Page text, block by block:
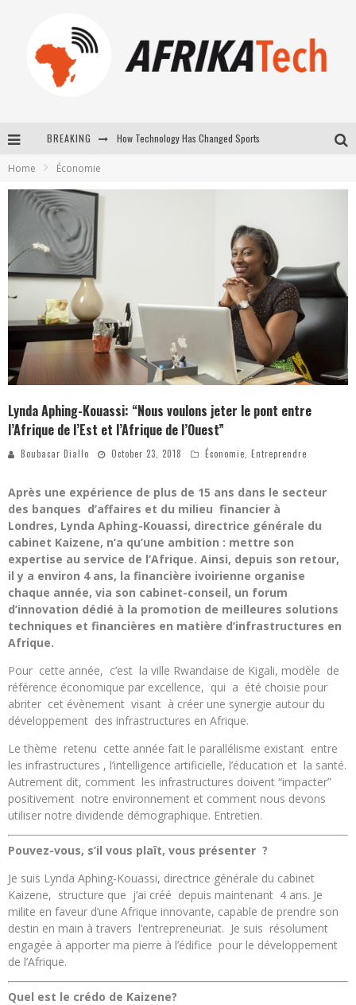
BREAKING
How Technology Has Changed Sports
Home Économie
Lynda Aphing-Kouassi: “Nous voulons jeter le pont entre
l’Afrique de l’Est et l’Afrique de l’Ouest”
Boubacar Diallo October 23, 2018 Économie Entreprendre
Après une expérience de plus de 15 ans dans le secteur
des banques d’affaires et du milieu financier à
Londres, Lynda Aphing-Kouassi, directrice générale du
cabinet Kaizene, n’a qu’une ambition : mettre son
expertise au service de l’Afrique. Ainsi, depuis son retour,
ily a environ 4 ans, la financière ivoirienne organise
chaque année, via son cabinet-conseil, un forum
d’innovation dédié à la promotion de meilleures solutions
techniques et financières en matière d’infrastructures en
Afrique.
Pour cette année, c’est la ville Rwandaise de Kigali, modèle de
référence économique par excellence, qui a été choisie pour
abriter cet évènement visant à créer une synergie autour du
développement des infrastructures en Afrique.
Le thème retenu cette année fait le parallélisme existant entre
les infrastructures , l’intelligence artificielle, l’éducation et la santé.
Autrement dit, comment les infrastructures doivent “impacter”
positivement notre environnement et comment nous devons
utiliser notre dividende démographique. Entretien.
Pouvez-vous, s’il vous plaît, vous présenter ?
Je suis Lynda Aphing-Kouassi, directrice générale du cabinet
Kaizene, structure que j’ai créé depuis maintenant 4 ans. Je
milite en faveur d’une Afrique innovante, capable de prendre son
destin en main à travers l’entrepreneuriat. Je suis résolument
engagée à apporter ma pierre à l’édifice pour le développement
de l’Afrique.
Quel est le crédo de Kaizene?